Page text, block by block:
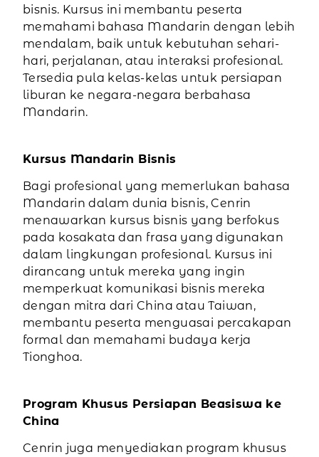
bisnis. Kursus ini membantu peserta
memahami bahasa Mandarin dengan lebih
mendalam, baik untuk kebutuhan sehari-
hari, perjalanan, atau interaksi profesional.
Tersedia pula kelas-kelas untuk persiapan
liburan ke negara-negara berbahasa
Mandarin.
Kursus Mandarin Bisnis
Bagi profesional yang memerlukan bahasa
Mandarin dalam dunia bisnis, Cenrin
menawarkan kursus bisnis yang berfokus
pada kosakata dan frasa yang digunakan
dalam lingkungan profesional. Kursus ini
dirancang untuk mereka yang ingin
memperkuat komunikasi bisnis mereka
dengan mitra dari China atau Taiwan,
membantu peserta menguasai percakapan
formal dan memahami budaya kerja
Tionghoa.
Program Khusus Persiapan Beasiswa ke
China
Cenrin juga menyediakan program khusus